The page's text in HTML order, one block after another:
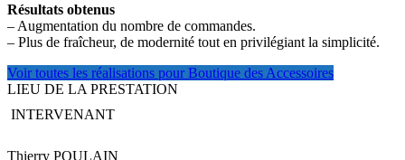
Résultats obtenus
– Augmentation du nombre de commandes.
– Plus de fraîcheur, de modernité tout en privilégiant la simplicité.
Voir toutes les réalisations pour Boutique des Accessoires
LIEU DE LA PRESTATION
INTERVENANT
Thierry POULAIN